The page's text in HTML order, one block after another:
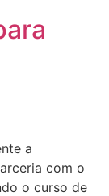
a
com o
o curso de